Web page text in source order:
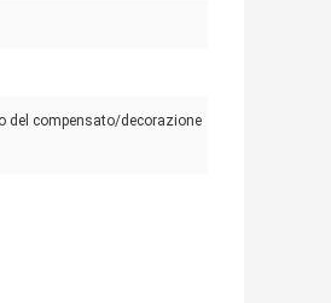
del compensato/decorazione